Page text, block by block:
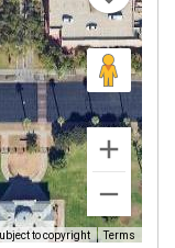
to copyright Terms